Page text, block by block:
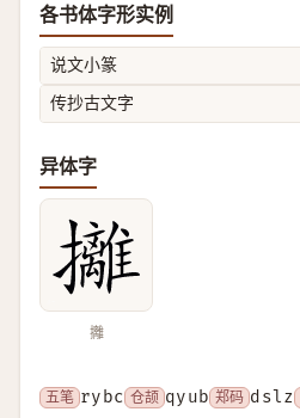
各书体字形实例
说文小篆
传抄古文字
异体字
攡
五笔 rybc 仓颉 qyub 郑码 dslz